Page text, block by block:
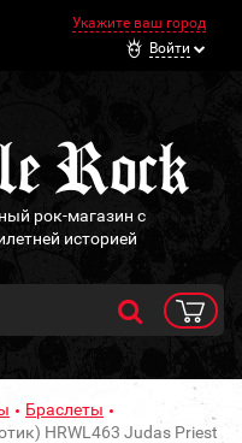
Укажите ваш город
Войти
рок-магазин с
историей
Браслеты
HRWL463 Judas Priest